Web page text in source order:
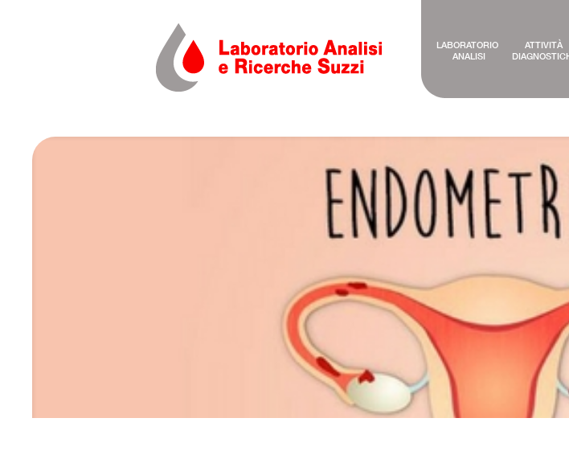
LABORATORIO
ANALISI
ATTIVITÀ